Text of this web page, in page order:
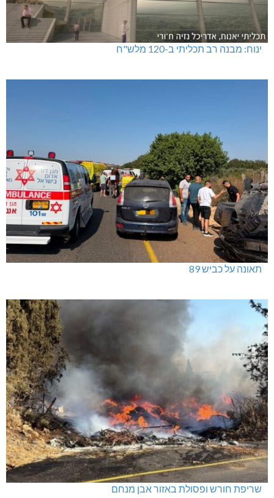
ינוח: מבנה רב תכליתי ב-120 מלש"ח
תאונה על כביש 89
שריפת חורש ופסולת באזור אבן מנחם